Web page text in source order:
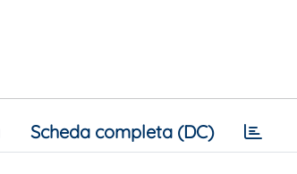
Scheda completa (DC)